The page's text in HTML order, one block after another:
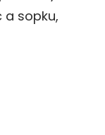
a sopku,